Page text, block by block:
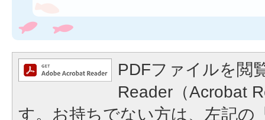
PDFファイルを閲
Reader（Acrobat
す。お持ちでない方は、左記の